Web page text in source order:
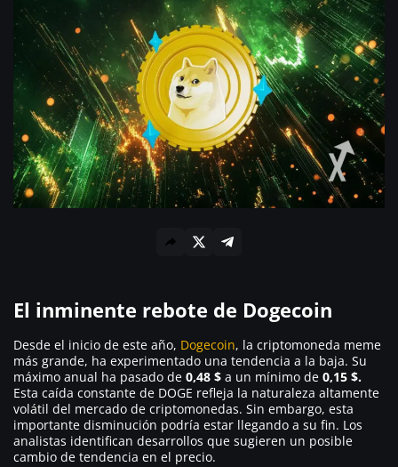
El inminente rebote de Dogecoin
Desde el inicio de este año, Dogecoin, la criptomoneda meme
más grande, ha experimentado una tendencia a la baja. Su
máximo anual ha pasado de 0,48 $ a un mínimo de 0,15 $.
Esta caída constante de DOGE refleja la naturaleza altamente
volátil del mercado de criptomonedas. Sin embargo, esta
importante disminución podría estar llegando a su fin. Los
analistas identifican desarrollos que sugieren un posible
cambio de tendencia en el precio.